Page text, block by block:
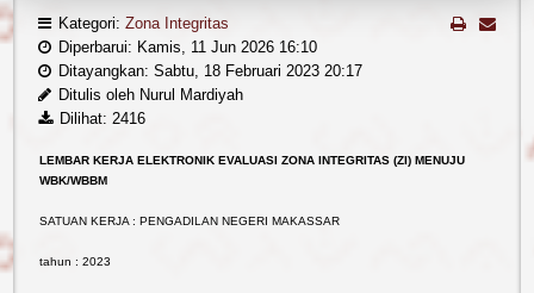
Kategori: Zona Integritas
Diperbarui: Kamis, 11 Jun 2026 16:10
Ditayangkan: Sabtu, 18 Februari 2023 20:17
Ditulis oleh Nurul Mardiyah
Dilihat: 2416
LEMBAR KERJA ELEKTRONIK EVALUASI ZONA INTEGRITAS (ZI) MENUJU
WBK/WBBM
SATUAN KERJA : PENGADILAN NEGERI MAKASSAR
tahun : 2023